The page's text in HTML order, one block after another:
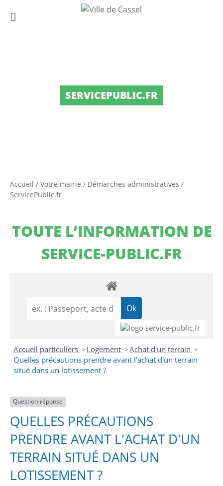
SERVICEPUBLIC.FR
Accueil / Votre mairie / Démarches administratives /
ServicePublic.fr
TOUTE L’INFORMATION DE
SERVICE-PUBLIC.FR
Accueil particuliers > Logement >Achat d'un terrain >
Quelles précautions prendre avant l'achat d'un terrain
situé dans un lotissement ?
Question-réponse
QUELLES PRÉCAUTIONS
PRENDRE AVANT L'ACHAT D'UN
TERRAIN SITUÉ DANS UN
LOTISSEMENT ?